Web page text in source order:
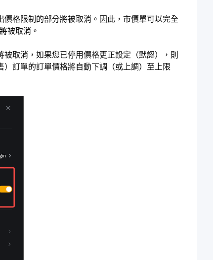
格限制的部分將被取消。因此，市價單可以完全
被取消。
取消，如果您已停用價格更正設定（默認），則
訂單的訂單價格將自動下調（或上調）至上限